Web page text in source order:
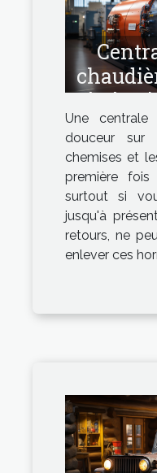
Une
douceur sur
chemises et
première
surtout si
jusqu'à
retours, ne
enlever ces